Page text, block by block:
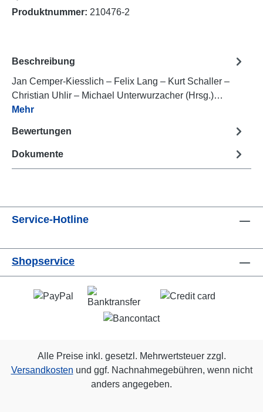
Produktnummer: 210476-2
Beschreibung
Jan Cemper-Kiesslich – Felix Lang – Kurt Schaller –
Christian Uhlir – Michael Unterwurzacher (Hrsg.)…
Mehr
Bewertungen
Dokumente
Service-Hotline
Shopservice
Alle Preise inkl. gesetzl. Mehrwertsteuer zzgl.
Versandkosten und ggf. Nachnahmegebühren, wenn nicht
anders angegeben.